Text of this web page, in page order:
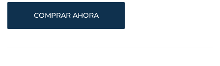
COMPRAR AHORA